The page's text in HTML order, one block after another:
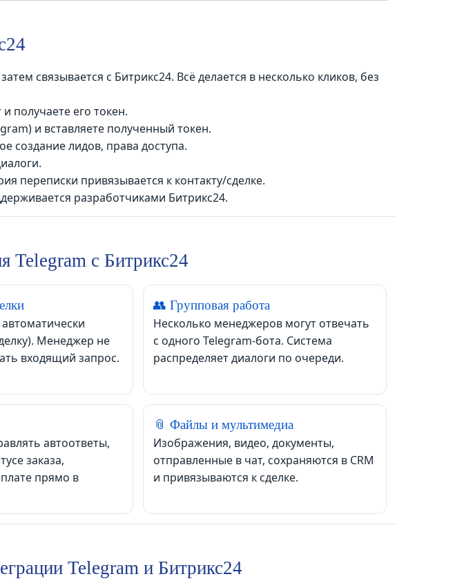
связывается с Битрикс24. Всё делается в несколько кликов, без
получаете его токен.
и вставляете полученный токен.
создание лидов, права доступа.
переписки привязывается к контакту/сделке.
разработчиками Битрикс24.
Telegram с Битрикс24
Менеджер не
входящий запрос.
👥 Групповая работа
Несколько менеджеров могут отвечать
с одного Telegram-бота. Система
распределяет диалоги по очереди.
автоответы,
заказа,
прямо в
📎 Файлы и мультимедиа
Изображения, видео, документы,
отправленные в чат, сохраняются в CRM
и привязываются к сделке.
Telegram и Битрикс24